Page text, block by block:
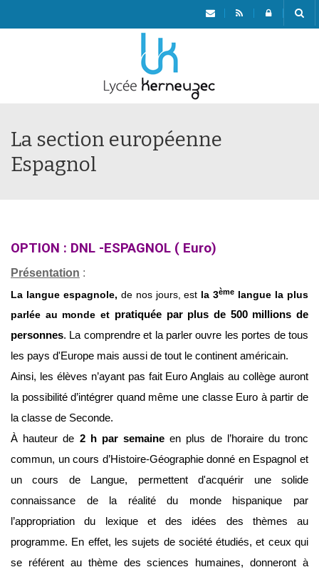
La section européenne
Espagnol
OPTION : DNL -ESPAGNOL ( Euro)
Présentation :
La langue espagnole, de nos jours, est la 3ème langue la plus
parlée au monde et pratiquée par plus de 500 millions de
personnes. La comprendre et la parler ouvre les portes de tous
les pays d'Europe mais aussi de tout le continent américain.
Ainsi, les élèves n’ayant pas fait Euro Anglais au collège auront
la possibilité d’intégrer quand même une classe Euro à partir de
la classe de Seconde.
À hauteur de 2 h par semaine en plus de l’horaire du tronc
commun, un cours d’Histoire-Géographie donné en Espagnol et
un cours de Langue, permettent d'acquérir une solide
connaissance de la réalité du monde hispanique par
l’appropriation du lexique et des idées des thèmes au
programme. En effet, les sujets de société étudiés, et ceux qui
se référent au thème des sciences humaines, donneront à